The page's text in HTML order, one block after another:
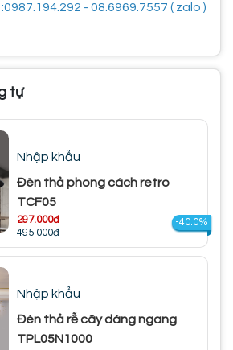
- 08.6969.7557 ( zalo )
tự
Nhập khẩu
Đèn thả phong cách retro
TCF05
297.000đ
495.000đ
-40.0%
Nhập khẩu
Đèn thả rễ cây dáng ngang
TPL05N1000